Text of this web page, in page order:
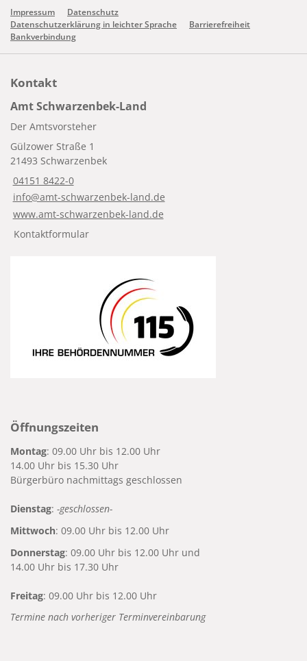
Impressum
Datenschutz
Datenschutzerklärung in leichter Sprache
Barrierefreiheit
Bankverbindung
Kontakt
Amt Schwarzenbek-Land
Der Amtsvorsteher
Gülzower Straße 1
21493 Schwarzenbek
04151 8422-0
info@amt-schwarzenbek-land.de
www.amt-schwarzenbek-land.de
Kontaktformular
Öffnungszeiten
Montag: 09.00 Uhr bis 12.00 Uhr
14.00 Uhr bis 15.30 Uhr
Bürgerbüro nachmittags geschlossen
Dienstag: -geschlossen-
Mittwoch: 09.00 Uhr bis 12.00 Uhr
Donnerstag: 09.00 Uhr bis 12.00 Uhr und
14.00 Uhr bis 17.30 Uhr
Freitag: 09.00 Uhr bis 12.00 Uhr
Termine nach vorheriger Terminvereinbarung